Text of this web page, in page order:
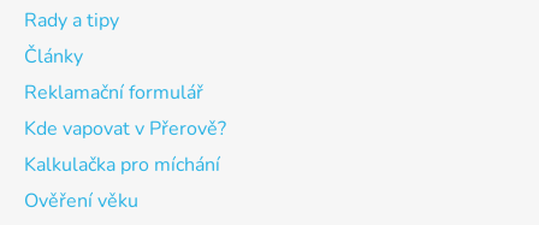
Rady a tipy
Články
Reklamační formulář
Kde vapovat v Přerově?
Kalkulačka pro míchání
Ověření věku